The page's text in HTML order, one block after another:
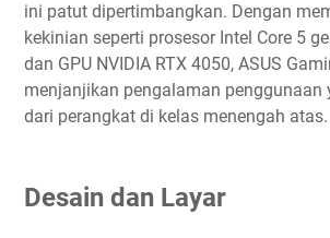
ini patut dipertimbangkan. Dengan
kekinian seperti prosesor Intel Core 5
dan GPU NVIDIA RTX 4050, ASUS
menjanjikan pengalaman penggunaan
dari perangkat di kelas menengah atas.
Desain dan Layar